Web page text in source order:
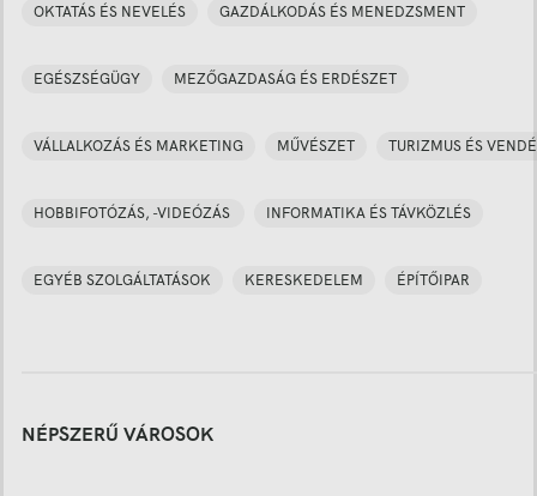
OKTATÁS ÉS NEVELÉS GAZDÁLKODÁS ÉS MENEDZSMENT
EGÉSZSÉGÜGY MEZŐGAZDASÁG ÉS ERDÉSZET
VÁLLALKOZÁS ÉS MARKETING MŰVÉSZET TURIZMUS ÉS
HOBBIFOTÓZÁS, -VIDEÓZÁS INFORMATIKA ÉS TÁVKÖZLÉS
EGYÉB SZOLGÁLTATÁSOK KERESKEDELEM ÉPÍTŐIPAR
NÉPSZERŰ VÁROSOK